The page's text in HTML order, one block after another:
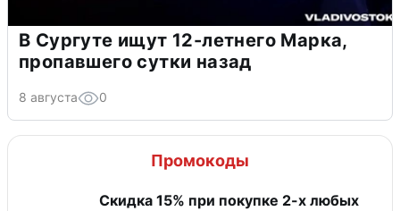
В Сургуте ищут 12-летнего Марка,
пропавшего сутки назад
8 августа 0
Промокоды
Скидка 15% при покупке 2-х любых